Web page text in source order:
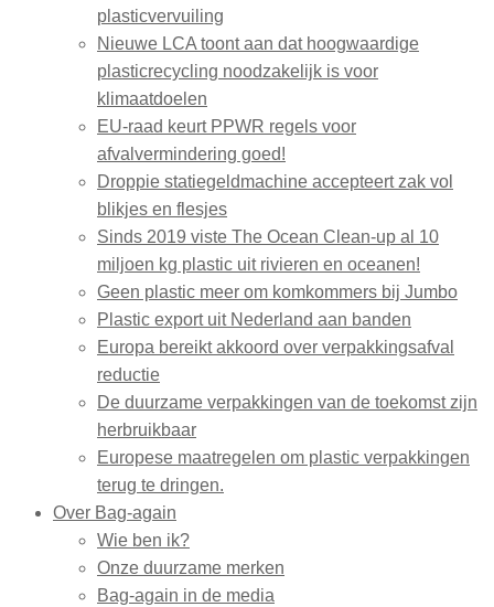
plasticvervuiling
Nieuwe LCA toont aan dat hoogwaardige
plasticrecycling noodzakelijk is voor
klimaatdoelen
EU-raad keurt PPWR regels voor
afvalvermindering goed!
Droppie statiegeldmachine accepteert zak vol
blikjes en flesjes
Sinds 2019 viste The Ocean Clean-up al 10
miljoen kg plastic uit rivieren en oceanen!
Geen plastic meer om komkommers bij Jumbo
Plastic export uit Nederland aan banden
Europa bereikt akkoord over verpakkingsafval
reductie
De duurzame verpakkingen van de toekomst zijn
herbruikbaar
Europese maatregelen om plastic verpakkingen
terug te dringen.
Over Bag-again
Wie ben ik?
Onze duurzame merken
Bag-again in de media